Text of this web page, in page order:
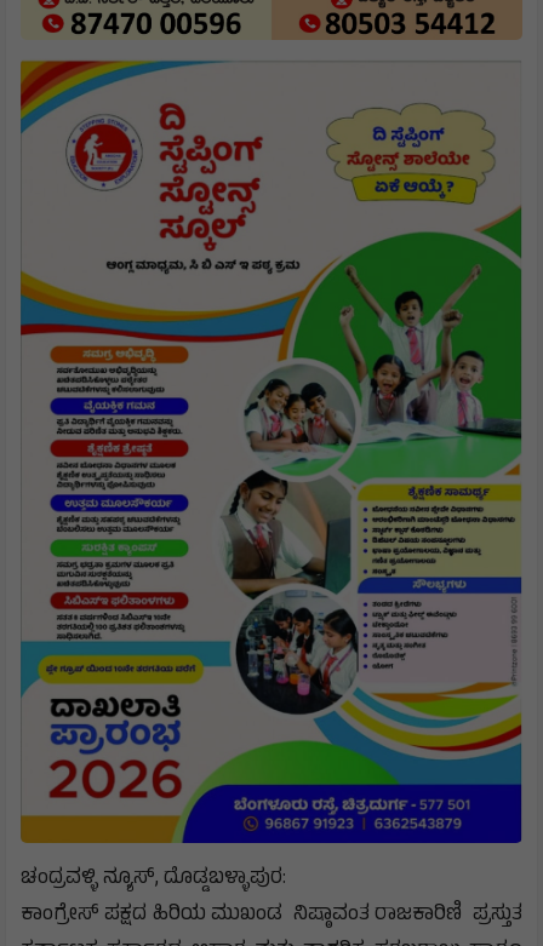
ಚಂದ್ರವಳ್ಳಿ ನ್ಯೂಸ್, ದೊಡ್ಡಬಳ್ಳಾಪುರ:
ಕಾಂಗ್ರೇಸ್ ಪಕ್ಷದ ಹಿರಿಯ ಮುಖಂಡ ನಿಷ್ಠಾವಂತ ರಾಜಕಾರಿಣಿ ಪ್ರಸ್ತುತ